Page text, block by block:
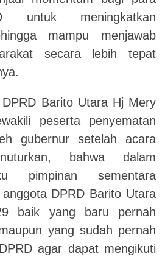
untuk meningkatkan
mampu menjawab
secara lebih tepat
Barito Utara Hj Mery
peserta penyematan
gubernur setelah acara
bahwa dalam
pimpinan sementara
DPRD Barito Utara
baik yang baru pernah
yang sudah pernah
agar dapat mengikuti